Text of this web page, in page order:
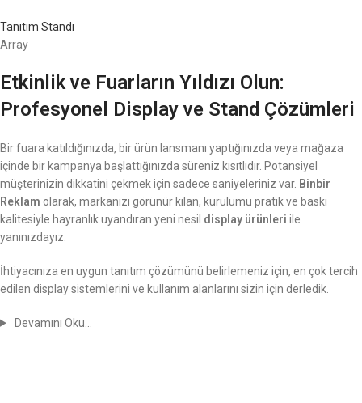
Tanıtım Standı
Array
Etkinlik ve Fuarların Yıldızı Olun:
Profesyonel Display ve Stand Çözümleri
Bir fuara katıldığınızda, bir ürün lansmanı yaptığınızda veya mağaza
içinde bir kampanya başlattığınızda süreniz kısıtlıdır. Potansiyel
müşterinizin dikkatini çekmek için sadece saniyeleriniz var. Binbir
Reklam olarak, markanızı görünür kılan, kurulumu pratik ve baskı
kalitesiyle hayranlık uyandıran yeni nesil display ürünleri ile
yanınızdayız.
İhtiyacınıza en uygun tanıtım çözümünü belirlemeniz için, en çok tercih
edilen display sistemlerini ve kullanım alanlarını sizin için derledik.
Devamını Oku…